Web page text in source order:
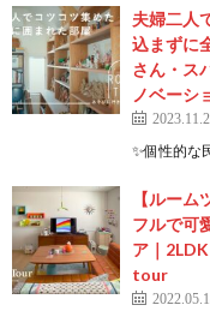
夫婦二人
込まずに
さん・ス
ノベーシ
✨個性的な
【ルー
フルで可
ア｜
tour